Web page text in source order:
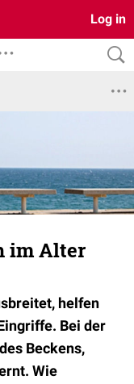
Log in
im Alter
helfen
Bei der
Beckens,
Wie